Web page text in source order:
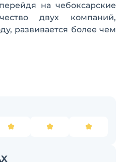
на чебоксарские
двух компаний,
развивается более чем